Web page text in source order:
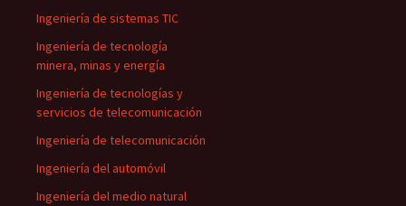
Ingeniería de sistemas TIC
Ingeniería de tecnología
minera, minas y energía
Ingeniería de tecnologías y
servicios de telecomunicación
Ingeniería de telecomunicación
Ingeniería del automóvil
Ingeniería del medio natural